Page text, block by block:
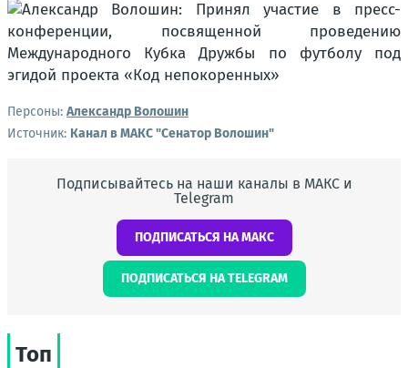
Персоны: Александр Волошин
Источник: Канал в МАКС "Сенатор Волошин"
Подписывайтесь на наши каналы в МАКС и
Telegram
ПОДПИСАТЬСЯ НА МАКС
ПОДПИСАТЬСЯ НА TELEGRAM
Топ